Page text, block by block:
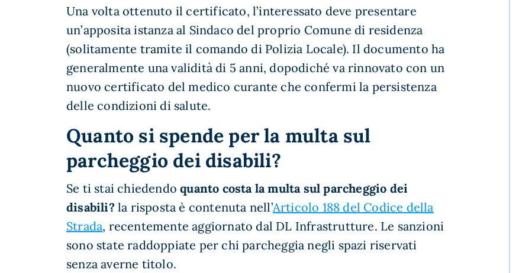
Una volta ottenuto il certificato, l’interessato deve presentare
un’apposita istanza al Sindaco del proprio Comune di residenza
(solitamente tramite il comando di Polizia Locale). Il documento ha
generalmente una validità di 5 anni, dopodiché va rinnovato con un
nuovo certificato del medico curante che confermi la persistenza
delle condizioni di salute.
Quanto si spende per la multa sul
parcheggio dei disabili?
Se ti stai chiedendoquanto costa la multa sul parcheggio dei
disabili?la risposta è contenuta nell’Articolo 188 del Codice della
Strada, recentemente aggiornato dal DL Infrastrutture. Le sanzioni
sono state raddoppiate per chi parcheggia negli spazi riservati
senza averne titolo.